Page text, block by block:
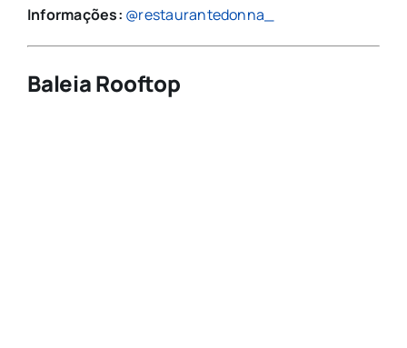
Informações: @restaurantedonna_
Baleia Rooftop